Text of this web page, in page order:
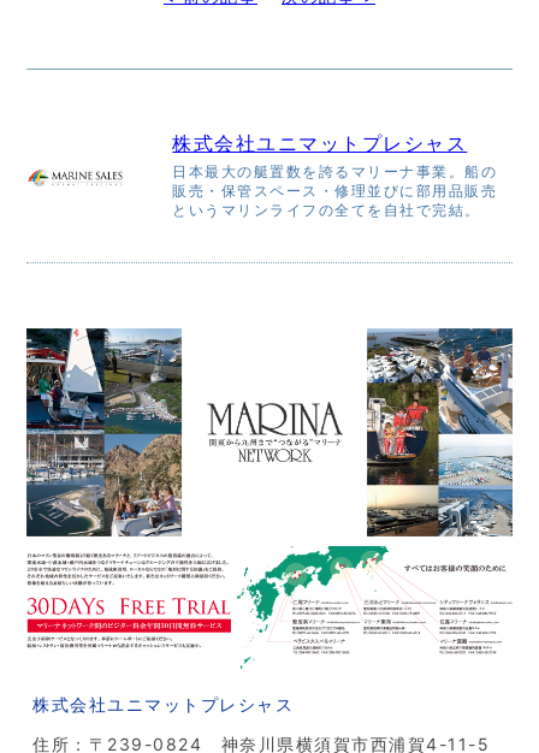
株式会社ユニマットプレシャス
日本最大の艇置数を誇るマリーナ事業。船の
販売・保管スペース・修理並びに部用品販売
というマリンライフの全てを自社で完結。
株式会社ユニマットプレシャス
住所：〒239-0824 神奈川県横須賀市西浦賀4-11-5